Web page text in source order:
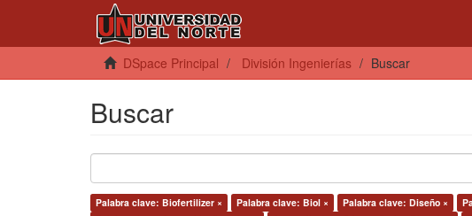
DSpace Principal División Ingenierías Buscar
Buscar
Palabra clave: Biofertilizer × Palabra clave: Biol × Palabra clave: Diseño ×